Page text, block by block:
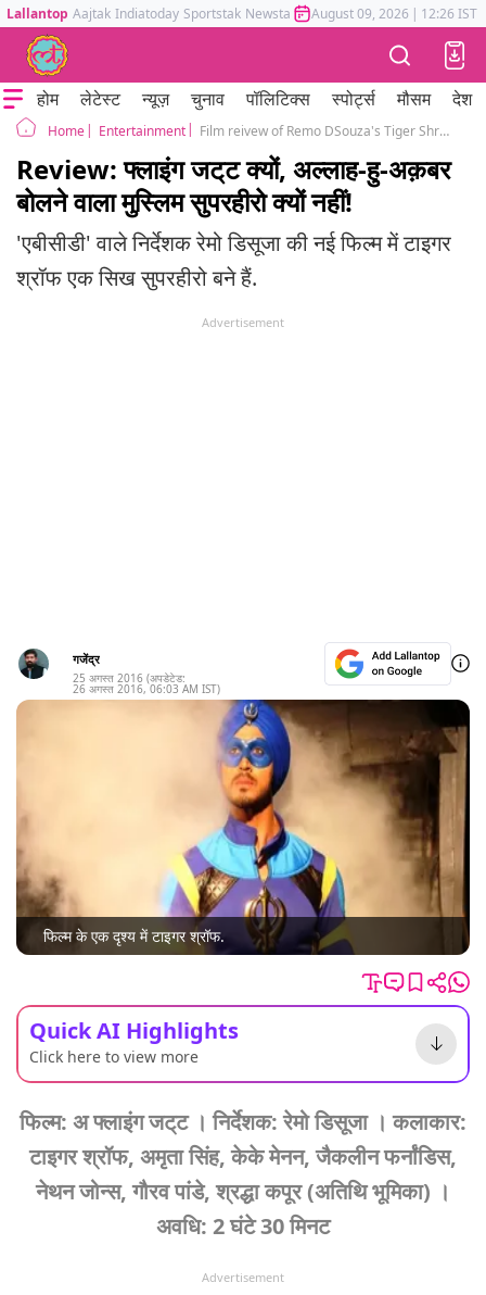
Lallantop Aajtak Indiatoday Sportstak Newstak Mumbai Tak Astrotak
August 09, 2026 | 12:26 IST
होम लेटेस्ट न्यूज़ चुनाव पॉलिटिक्स स्पोर्ट्स मौसम देश
Home Entertainment Film reivew of Remo DSouza's Tiger Shroff starrer A Flying Jatt is here and its no good!
Review: फ्लाइंग जट्‌ट क्यों, अल्लाह-हु-अक़बर
बोलने वाला मुस्लिम सुपरहीरो क्यों नहीं!
'एबीसीडी' वाले निर्देशक रेमो डिसूजा की नई फिल्म में टाइगर
श्रॉफ एक सिख सुपरहीरो बने हैं.
Advertisement
गजेंद्र
25 अगस्त 2016 (अपडेटेड:
26 अगस्त 2016, 06:03 AM IST)
फिल्म के एक दृश्य में टाइगर श्रॉफ.
Quick AI Highlights
Click here to view more
फिल्म: अ फ्लाइंग जट्‌ट । निर्देशक: रेमो डिसूजा । कलाकार:
टाइगर श्रॉफ, अमृता सिंह, केके मेनन, जैकलीन फर्नांडिस,
नेथन जोन्स, गौरव पांडे, श्रद्धा कपूर (अतिथि भूमिका) ।
अवधि: 2 घंटे 30 मिनट
Advertisement